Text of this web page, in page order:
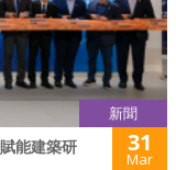
新聞
能建築研
31
Mar